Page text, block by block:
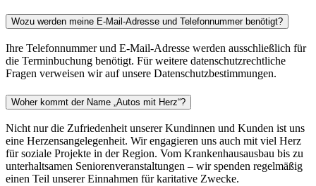
Wozu werden meine E-Mail-Adresse und Telefonnummer benötigt?
Ihre Telefonnummer und E-Mail-Adresse werden ausschließlich für
die Terminbuchung benötigt. Für weitere datenschutzrechtliche
Fragen verweisen wir auf unsere Datenschutzbestimmungen.
Woher kommt der Name „Autos mit Herz“?
Nicht nur die Zufriedenheit unserer Kundinnen und Kunden ist uns
eine Herzensangelegenheit. Wir engagieren uns auch mit viel Herz
für soziale Projekte in der Region. Vom Krankenhausausbau bis zu
unterhaltsamen Seniorenveranstaltungen – wir spenden regelmäßig
einen Teil unserer Einnahmen für karitative Zwecke.